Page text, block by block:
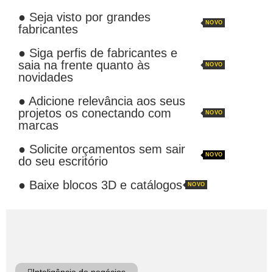
● Seja visto por grandes
fabricantes
NOVO
● Siga perfis de fabricantes e
saia na frente quanto às
novidades
NOVO
● Adicione relevância aos seus
projetos os conectando com
marcas
NOVO
● Solicite orçamentos sem sair
do seu escritório
NOVO
● Baixe blocos 3D e catálogos NOVO